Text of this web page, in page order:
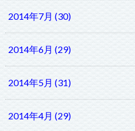
2014年7月 (30)
2014年6月 (29)
2014年5月 (31)
2014年4月 (29)